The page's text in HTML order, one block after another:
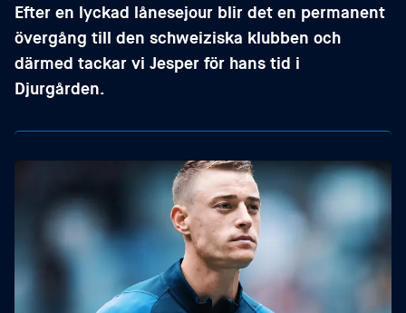
Efter en lyckad lånesejour blir det en permanent
övergång till den schweiziska klubben och
därmed tackar vi Jesper för hans tid i
Djurgården.